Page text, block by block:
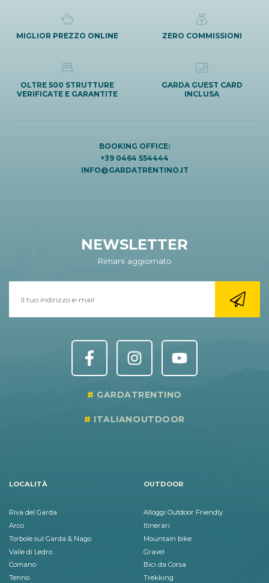
MIGLIOR PREZZO ONLINE ZERO COMMISSIONI
OLTRE 500 STRUTTURE
VERIFICATE E GARANTITE
GARDA GUEST CARD
INCLUSA
BOOKING OFFICE:
+39 0464 554444
INFO@GARDATRENTINO.IT
NEWSLETTER
Rimani aggiornato
GARDATRENTINO
ITALIANOUTDOOR
LOCALITÀ
Riva del Garda
Arco
Torbole sul Garda & Nago
Valle di Ledro
Comano
Tenno
OUTDOOR
Alloggi Outdoor Friendly
Itinerari
Mountain bike
Gravel
Bici da Corsa
Trekking